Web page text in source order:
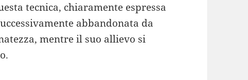
tecnica, chiaramente espressa
abbandonata da
mentre il suo allievo si